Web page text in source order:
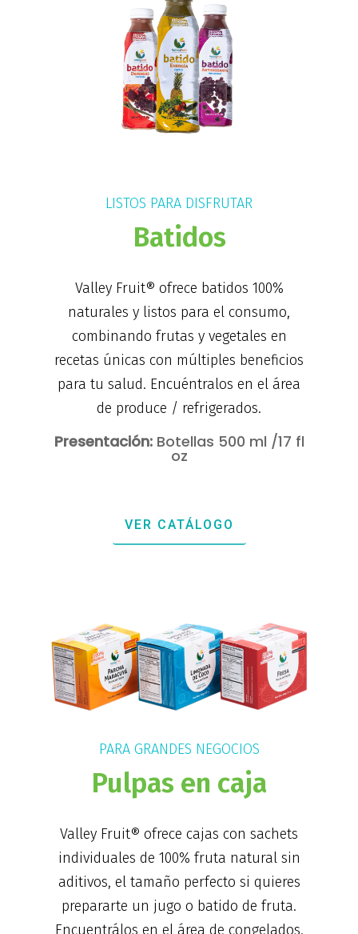
LISTOS PARA DISFRUTAR
Batidos
Valley Fruit® ofrece batidos 100%
naturales y listos para el consumo,
combinando frutas y vegetales en
recetas únicas con múltiples beneficios
para tu salud. Encuéntralos en el área
de produce / refrigerados.
Presentación:Botellas 500 ml /17 fl
oz
VER CATÁLOGO
PARA GRANDES NEGOCIOS
Pulpas en caja
Valley Fruit® ofrece cajas con sachets
individuales de 100% fruta natural sin
aditivos, el tamaño perfecto si quieres
prepararte un jugo o batido de fruta.
Encuentrálos en el área de congelados.
Sostenibilidad
Contacto
English